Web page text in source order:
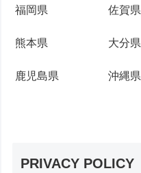
福岡県 佐賀県
熊本県 大分県
鹿児島県 沖縄県
PRIVACY POLICY